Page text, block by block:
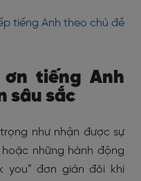
tiếng Anh theo chủ đề
tiếng Anh
sâu sắc
như nhận được sự
những hành động
you” đơn giản đôi khi